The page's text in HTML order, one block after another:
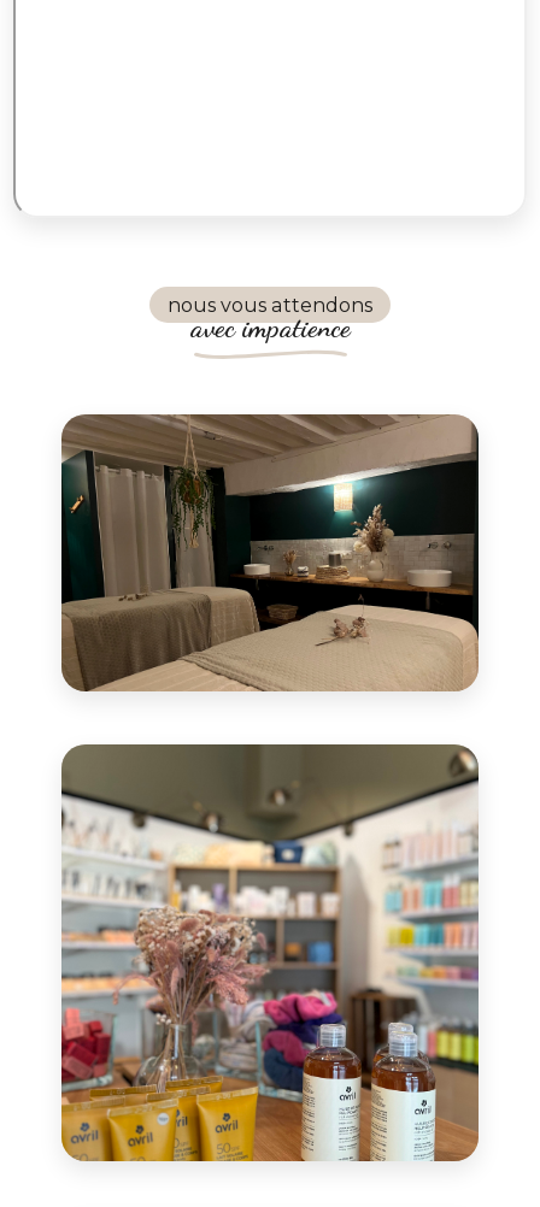
nous vous attendons
avec impatience